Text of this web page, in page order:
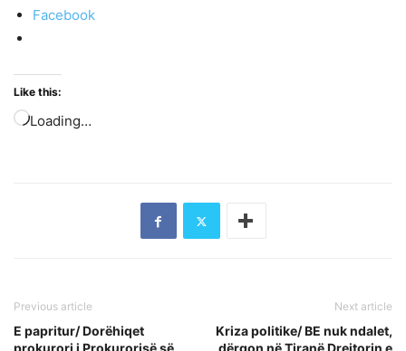
Facebook
Like this:
Loading…
Previous article
E papritur/ Dorëhiqet
Next article
Kriza politike/ BE nuk ndalet,